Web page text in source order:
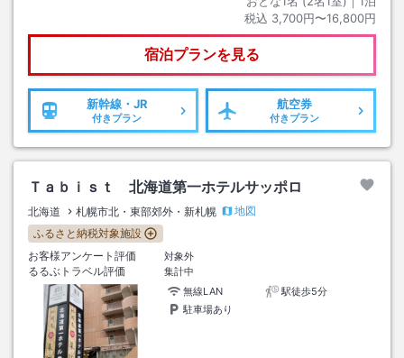
税込 3,700円〜16,800円
宿泊プランを見る
新幹線・JR
付きプラン
航空券
付きプラン
Ｔａｂｉｓｔ 北海道第一ホテルサッポロ
北海道 札幌市北・東部郊外・新札幌
地図
ふるさと納税対象施設
お客様アンケート評価
対象外
るるぶトラベル評価
集計中
無線LAN
駅徒歩5分
駐車場あり